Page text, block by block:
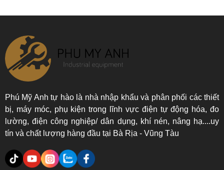
Phú Mỹ Anh tự hào là nhà nhập khẩu và phân phối các thiết
bị, máy móc, phụ kiện trong lĩnh vực điện tự động hóa, đo
lường, điện công nghiệp/ dân dụng, khí nén, nâng hạ....uy
tín và chất lượng hàng đầu tại Bà Rịa - Vũng Tàu